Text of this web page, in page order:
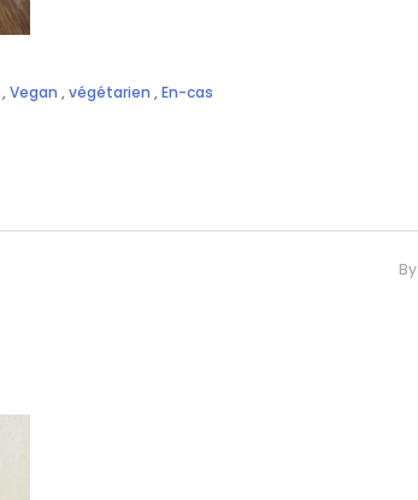
,Vegan ,végétarien ,En-cas
By